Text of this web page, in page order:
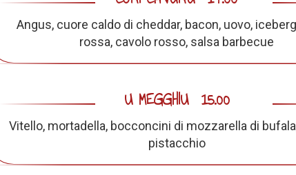
Angus, cuore caldo di cheddar, bacon, uovo,
rossa, cavolo rosso, salsa barbecue
U MEGGHIU 15.00
Vitello, mortadella, bocconcini di mozzarella di
pistacchio